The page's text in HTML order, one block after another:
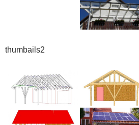
thumbails2